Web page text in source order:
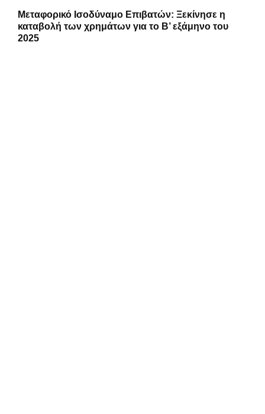
Μεταφορικό Ισοδύναμο Επιβατών: Ξεκίνησε η
καταβολή των χρημάτων για το Β’ εξάμηνο του
2025